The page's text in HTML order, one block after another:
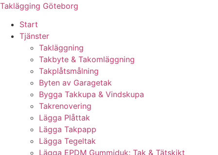
Skip
content
Taklägging Göteborg
Start
Tjänster
Takläggning
Takbyte & Takomläggning
Takplåtsmålning
Byten av Garagetak
Bygga Takkupa & Vindskupa
Takrenovering
Lägga Plåttak
Lägga Takpapp
Lägga Tegeltak
Lägga EPDM Gummiduk: Tak & Tätskikt